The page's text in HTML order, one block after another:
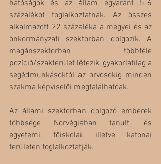
hatóságok és az állam egyaránt 5-6
százalékot foglalkoztatnak. Az összes
alkalmazott 22 százaléka a megyei és az
önkormányzati szektorban dolgozik. A
magánszektorban többféle
pozíció/szakterület létezik, gyakorlatilag a
segédmunkásoktól az orvosokig minden
szakma képviselői megtalálhatóak.
Az állami szektorban dolgozó emberek
többsége Norvégiában tanult, és
egyetemi, főiskolai, illetve katonai
területen foglalkoztatják.